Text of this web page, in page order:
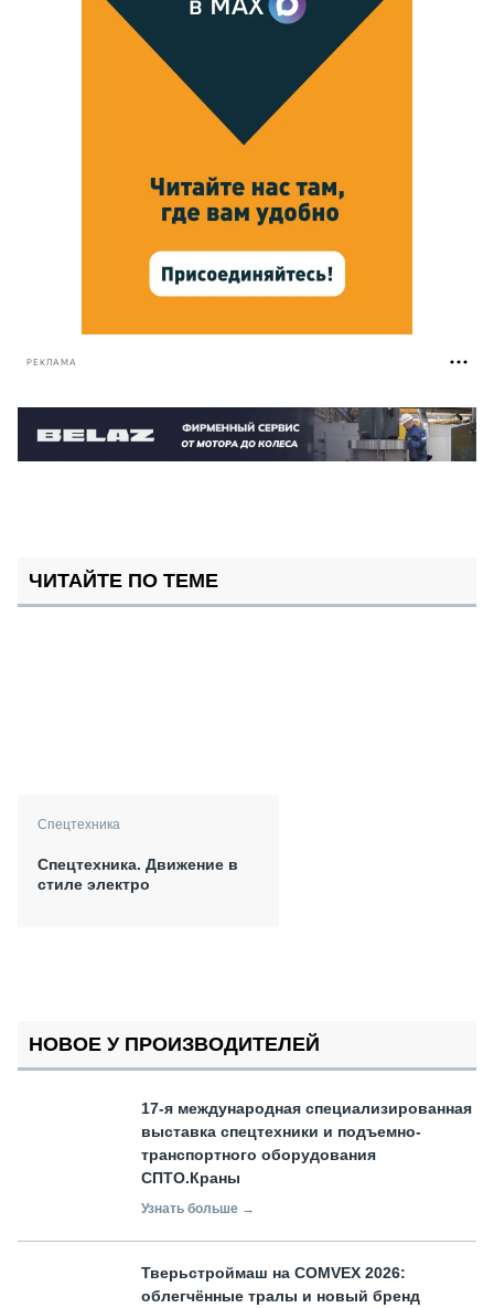
РЕКЛАМА
ЧИТАЙТЕ ПО ТЕМЕ
Спецтехника
Спецтехника. Движение в
стиле электро
НОВОЕ У ПРОИЗВОДИТЕЛЕЙ
17-я международная специализированная
выставка спецтехники и подъемно-
транспортного оборудования
СПТО.Краны
Узнать больше →
Тверьстроймаш на COMVEX 2026:
облегчённые тралы и новый бренд